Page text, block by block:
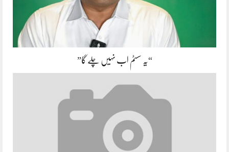
“یہ سسٹم اب نہیں چلے گا”